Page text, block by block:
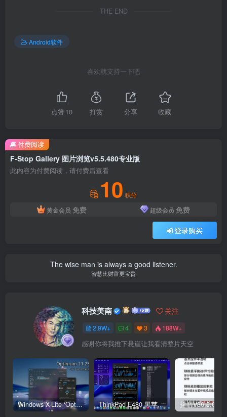
THE END
Android软件
喜欢就支持一下吧
点赞10 打赏 分享 收藏
F-Stop Gallery 图片浏览v5.5.480专业版
此内容为付费阅读，请付费后查看
10 积分
黄金会员 免费 超级会员 免费
登录购买
付费阅读
The wise man is always a good listener.
智慧比财富更宝贵
科技美南 关注
2.9W+ 4 3 188W+
感谢你将我推下悬崖让我看清整片天空
Windows X-Lite ‘Optimum 11’ 25H2 Pro v2 ThinkPad E480 黑苹果完美Tahoe的EFI分享（2026.03.01更新） 抖音V36.5.0 内